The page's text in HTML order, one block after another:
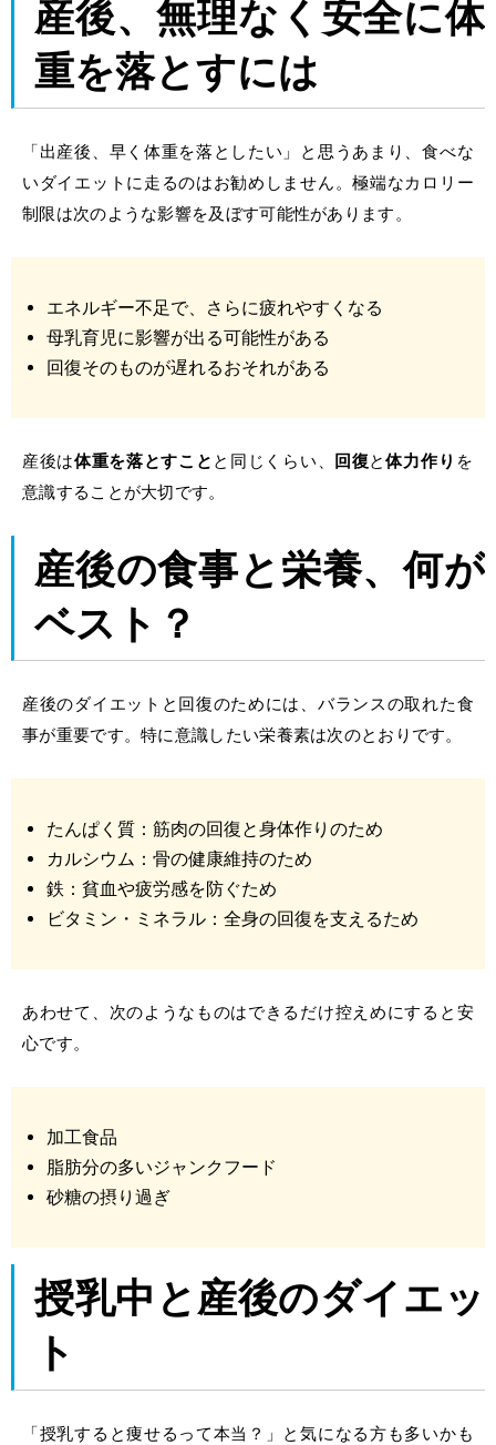
産後、無理なく安全に体
重を落とすには
「出産後、早く体重を落としたい」と思うあまり、食べな
いダイエットに走るのはお勧めしません。極端なカロリー
制限は次のような影響を及ぼす可能性があります。
エネルギー不足で、さらに疲れやすくなる
母乳育児に影響が出る可能性がある
回復そのものが遅れるおそれがある
産後は体重を落とすこと と同じくらい、 回復と体力作り を
意識することが大切です。
産後の食事と栄養、何が
ベスト？
産後のダイエットと回復のためには、バランスの取れた食
事が重要です。特に意識したい栄養素は次のとおりです。
たんぱく質：筋肉の回復と身体作りのため
カルシウム：骨の健康維持のため
鉄：貧血や疲労感を防ぐため
ビタミン・ミネラル：全身の回復を支えるため
あわせて、次のようなものはできるだけ控えめにすると安
心です。
加工食品
脂肪分の多いジャンクフード
砂糖の摂り過ぎ
授乳中と産後のダイエッ
ト
「授乳すると痩せるって本当？」と気になる方も多いかも